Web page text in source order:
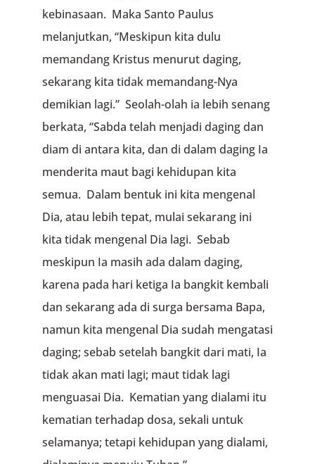
kebinasaan. Maka Santo Paulus
melanjutkan, “Meskipun kita dulu
memandang Kristus menurut daging,
sekarang kita tidak memandang-Nya
demikian lagi.” Seolah-olah ia lebih senang
berkata, “Sabda telah menjadi daging dan
diam di antara kita, dan di dalam daging Ia
menderita maut bagi kehidupan kita
semua. Dalam bentuk ini kita mengenal
Dia, atau lebih tepat, mulai sekarang ini
kita tidak mengenal Dia lagi. Sebab
meskipun Ia masih ada dalam daging,
karena pada hari ketiga Ia bangkit kembali
dan sekarang ada di surga bersama Bapa,
namun kita mengenal Dia sudah mengatasi
daging; sebab setelah bangkit dari mati, Ia
tidak akan mati lagi; maut tidak lagi
menguasai Dia. Kematian yang dialami itu
kematian terhadap dosa, sekali untuk
selamanya; tetapi kehidupan yang dialami,